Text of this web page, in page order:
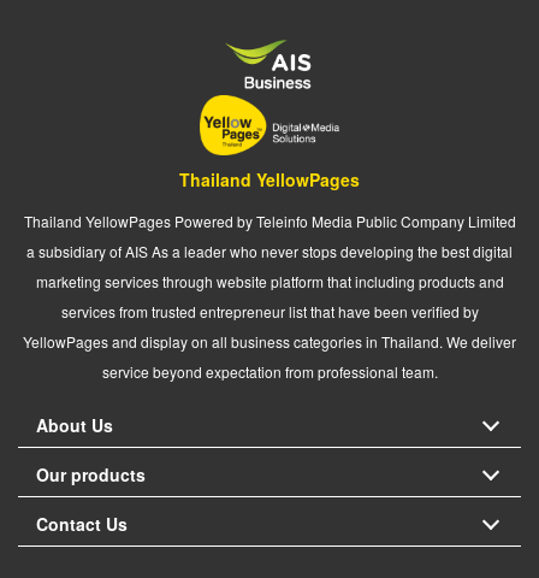
Thailand YellowPages
Thailand YellowPages Powered by Teleinfo Media Public Company Limited
a subsidiary of AIS As a leader who never stops developing the best digital
marketing services through website platform that including products and
services from trusted entrepreneur list that have been verified by
YellowPages and display on all business categories in Thailand. We deliver
service beyond expectation from professional team.
About Us
Our products
Contact Us